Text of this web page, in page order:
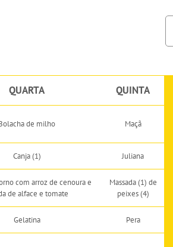
QUARTA QUINTA
de milho Maçã
Canja (1) Juliana
com arroz de cenoura e
de alface e tomate
Massada (1) de
peixes (4)
Gelatina Pera